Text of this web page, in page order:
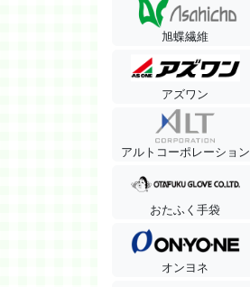
旭蝶繊維
アズワン
アルトコーポレーション
おたふく手袋
オンヨネ